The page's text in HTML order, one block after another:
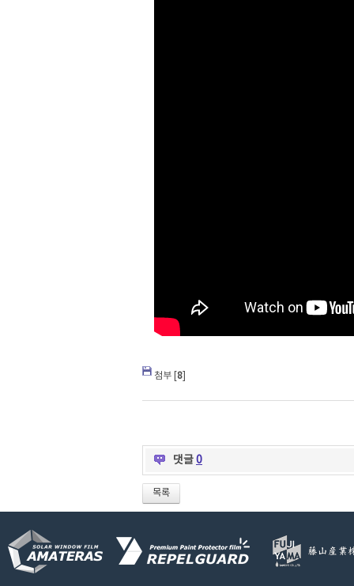
첨부 [ 8
댓글0
목록